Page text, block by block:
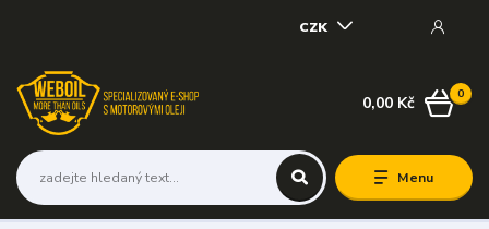
Menu
CZK
0
0,00 Kč